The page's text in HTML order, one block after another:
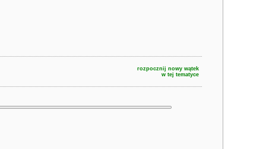
rozpocznij nowy wątek
w tej tematyce